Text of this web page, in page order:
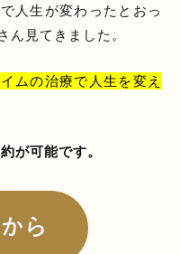
人生が変わったとおっ
ん見てきました。
ムの治療で人生を変え
が可能です。